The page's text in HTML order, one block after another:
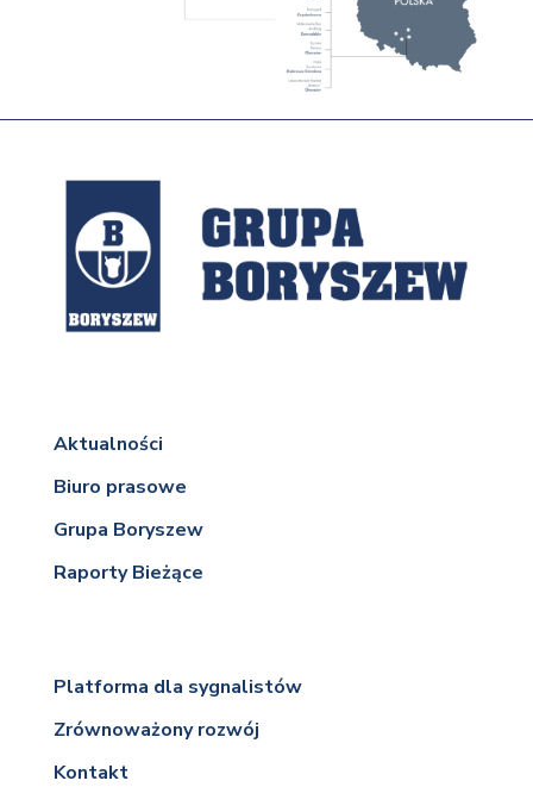
Aktualności
Biuro prasowe
Grupa Boryszew
Raporty Bieżące
Platforma dla sygnalistów
Zrównoważony rozwój
Kontakt